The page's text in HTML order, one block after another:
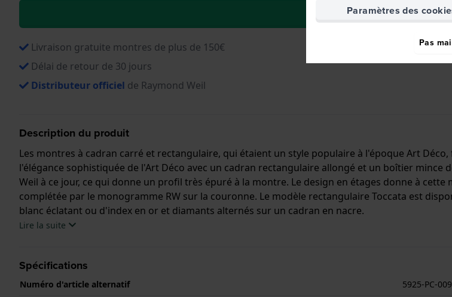
Ă la liste de
Livraison gratuite montres de plus de 150€
Délai de retour de 30 jours
Distributeur officiel de Raymond Weil
Description du produit
Les montres à cadran carré et rectangulaire, qui étaient un style populaire à l'époque Art
l'élégance sophistiquée de l'Art Déco avec un cadran rectangulaire allongé et un boîtier mince
Weil à ce jour, ce qui donne un profil très épuré à la montre. Le design en étages donne à
complétée par le monogramme RW sur la couronne. Le modèle rectangulaire Toccata est
blanc éclatant ou d'index en or et diamants alternés sur un cadran en nacre.
La montre est 5 ATM. Cela signifie que la montre est adaptée à la douche. La montre est livrée
Lire la suite
Spécifications
Numéro d'article alternatif
5925-PC-
Paramètres des
Pas